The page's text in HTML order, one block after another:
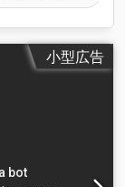
小型広告